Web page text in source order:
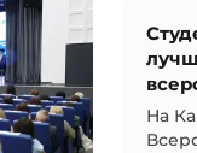
На